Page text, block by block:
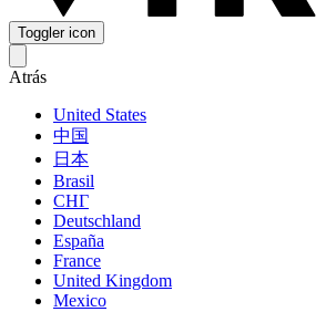
Toggler icon
Atrás
United States
中国
日本
Brasil
СНГ
Deutschland
España
France
United Kingdom
Mexico